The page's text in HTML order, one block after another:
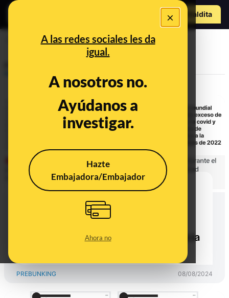
×
A las redes sociales les da
igual.
A nosotros no.
Ayúdanos a
investigar.
Hazte
Embajadora/Embajador
Ahora no
Hazte Maldita
ventilación mecánica
Cuidado con los contenidos que
atribuyen el exceso de muertes
durante la pandemia a los
documento al que hacen referencia
PREBUNKING 08/08/2024